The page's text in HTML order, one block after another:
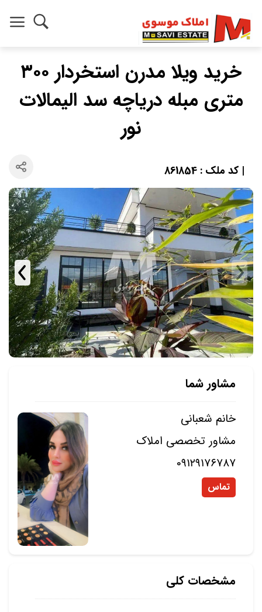
خرید ویلا مدرن استخردار ۳۰۰
متری مبله دریاچه سد الیمالات
نور
| کد ملک : 861854
مشاور شما
خانم شعبانی
مشاور تخصصی املاک
0۹۱۲۹۱۷۶۷۸۷
تماس
مشخصات کلی